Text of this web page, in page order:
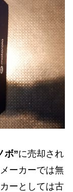
ボ”に売却され
ーカーでは無
ーとしては古